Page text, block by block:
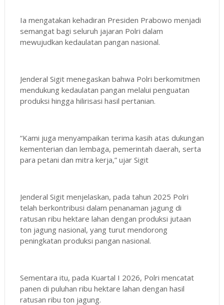
Ia mengatakan kehadiran Presiden Prabowo menjadi
semangat bagi seluruh jajaran Polri dalam
mewujudkan kedaulatan pangan nasional.
Jenderal Sigit menegaskan bahwa Polri berkomitmen
mendukung kedaulatan pangan melalui penguatan
produksi hingga hilirisasi hasil pertanian.
“Kami juga menyampaikan terima kasih atas dukungan
kementerian dan lembaga, pemerintah daerah, serta
para petani dan mitra kerja,” ujar Sigit
Jenderal Sigit menjelaskan, pada tahun 2025 Polri
telah berkontribusi dalam penanaman jagung di
ratusan ribu hektare lahan dengan produksi jutaan
ton jagung nasional, yang turut mendorong
peningkatan produksi pangan nasional.
Sementara itu, pada Kuartal I 2026, Polri mencatat
panen di puluhan ribu hektare lahan dengan hasil
ratusan ribu ton jagung.